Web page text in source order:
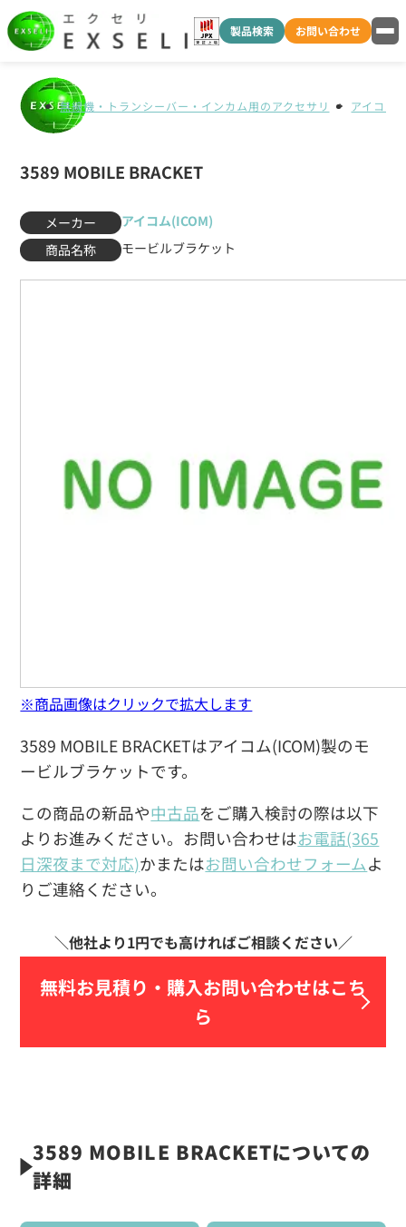
製品検索 お問い合わせ
無線機・トランシーバー・インカム用のアクセサリ アイコム
3589 MOBILE BRACKET
メーカー
アイコム(ICOM)
商品名称
モービルブラケット
3589 MOBILE BRACKETはアイコム(ICOM)製のモ
ービルブラケットです。
この商品の新品や中古品をご購入検討の際は以下
よりお進みください。お問い合わせはお電話(365
日深夜まで対応)かまたはお問い合わせフォームよ
りご連絡ください。
無料お見積り・ 購入お問い合わせはこち
ら
※商品画像はクリックで拡大します
3589 MOBILE BRACKETについての
詳細